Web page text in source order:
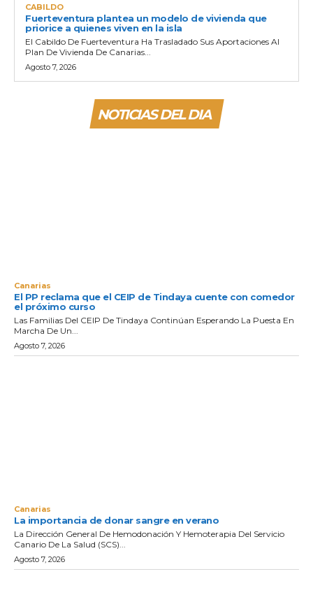
CABILDO
Fuerteventura plantea un modelo de vivienda que
priorice a quienes viven en la isla
El Cabildo De Fuerteventura Ha Trasladado Sus Aportaciones Al
Plan De Vivienda De Canarias...
Agosto 7, 2026
NOTICIAS DEL DIA
Canarias
El PP reclama que el CEIP de Tindaya cuente con comedor
el próximo curso
Las Familias Del CEIP De Tindaya Continúan Esperando La Puesta En
Marcha De Un...
Agosto 7, 2026
Canarias
La importancia de donar sangre en verano
La Dirección General De Hemodonación Y Hemoterapia Del Servicio
Canario De La Salud (SCS)...
Agosto 7, 2026